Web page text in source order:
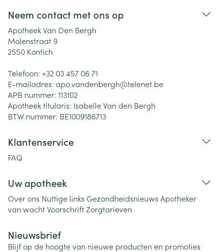
Neem contact met ons op
Apotheek Van Den Bergh
Molenstraat 9
2550 Kontich
Telefoon: +32 03 457 06 71
E-mailadres: apo.vandenbergh@telenet.be
APB nummer: 113102
Apotheek titularis: Isabelle Van den Bergh
BTW nummer: BE1009186713
Klantenservice
FAQ
Uw apotheek
Over ons Nuttige links Gezondheidsnieuws Apotheker
van wachtVoorschriftZorgtarieven
Nieuwsbrief
Blijf op de hoogte van nieuwe producten en promoties